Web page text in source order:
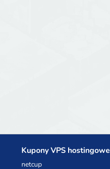
Kupony VPS hostingowe
netcup